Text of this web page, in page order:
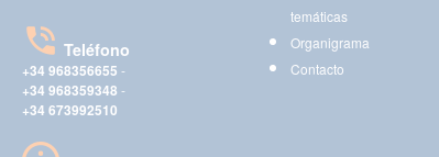
Teléfono
+34 968356655 -
+34 968359348 -
+34 673992510
temáticas
Organigrama
Contacto